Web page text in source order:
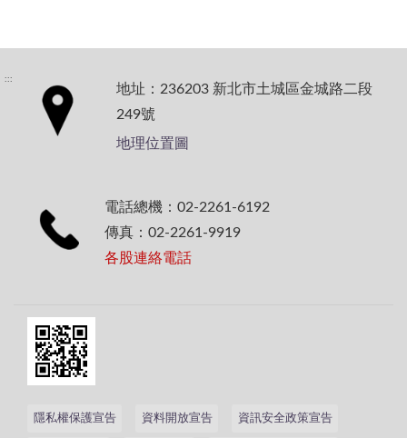
:::
地址：236203 新北市土城區金城路二段
249號
地理位置圖
電話總機：02-2261-6192
傳真：02-2261-9919
各股連絡電話
隱私權保護宣告 資料開放宣告 資訊安全政策宣告